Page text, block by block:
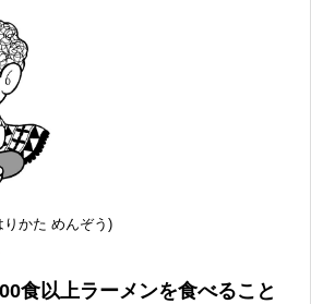
りかた めんぞう)
食以上ラーメンを食べること